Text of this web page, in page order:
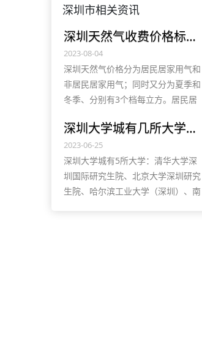
深圳市相关资讯
深圳天然气收费价格标准多少？2023官方煤气价格及客服电话
2023-08-04
深圳天然气价格分为居民居家用气和
非居民居家用气；同时又分为夏季和
冬季、分别有3个档每立方。居民居
元；非居民居家用气为3.3元、4.78元
等。详情点击全文阅读~！
深圳大学城有几所大学，附各高校及单位介绍
2023-06-25
深圳大学城有5所大学：清华大学深
圳国际研究生院、北京大学深圳研究
生院、哈尔滨工业大学（深圳）、南